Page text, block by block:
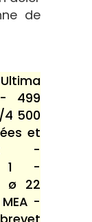
de
499
4 500
et
-
1 -
ø 22
-